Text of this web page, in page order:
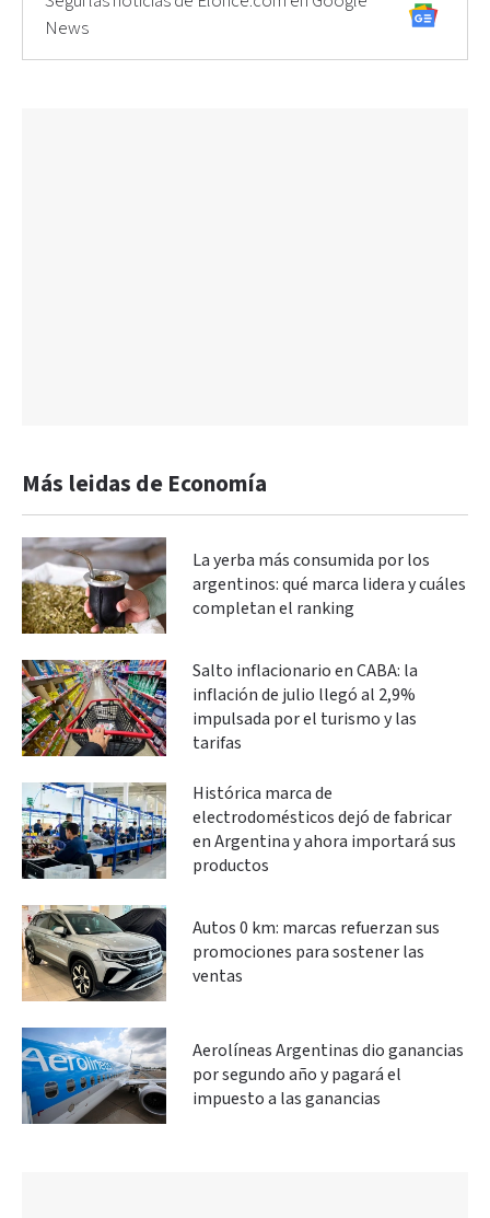
News
Más leidas de Economía
La yerba más consumida por los
argentinos: qué marca lidera y cuáles
completan el ranking
Salto inflacionario en CABA: la
inflación de julio llegó al 2,9%
impulsada por el turismo y las
tarifas
Histórica marca de
electrodomésticos dejó de fabricar
en Argentina y ahora importará sus
productos
Autos 0 km: marcas refuerzan sus
promociones para sostener las
ventas
Aerolíneas Argentinas dio ganancias
por segundo año y pagará el
impuesto a las ganancias